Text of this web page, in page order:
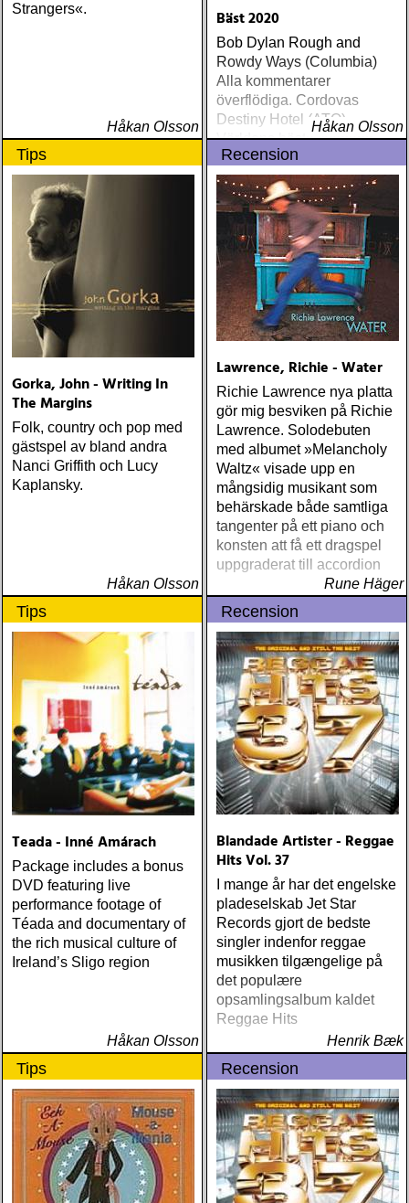
Strangers«.
Håkan Olsson
Bäst 2020
Bob Dylan Rough and
Rowdy Ways (Columbia)
Alla kommentarer
överflödiga. Cordovas
Destiny Hotel (ATO)
Världens bästa liveband
visar nu klassen även på
skiva
Håkan Olsson
Tips
Gorka, John - Writing In
The Margins
Folk, country och pop med
gästspel av bland andra
Nanci Griffith och Lucy
Kaplansky.
Håkan Olsson
Recension
Lawrence, Richie - Water
Richie Lawrence nya platta
gör mig besviken på Richie
Lawrence. Solodebuten
med albumet »Melancholy
Waltz« visade upp en
mångsidig musikant som
behärskade både samtliga
tangenter på ett piano och
konsten att få ett dragspel
uppgraderat till accordion
Rune Häger
Tips
Teada - Inné Amárach
Package includes a bonus
DVD featuring live
performance footage of
Téada and documentary of
the rich musical culture of
Ireland’s Sligo region
Håkan Olsson
Recension
Blandade Artister - Reggae
Hits Vol. 37
I mange år har det engelske
pladeselskab Jet Star
Records gjort de bedste
singler indenfor reggae
musikken tilgængelige på
det populære
opsamlingsalbum kaldet
Reggae Hits
Henrik Bæk
Tips Recension